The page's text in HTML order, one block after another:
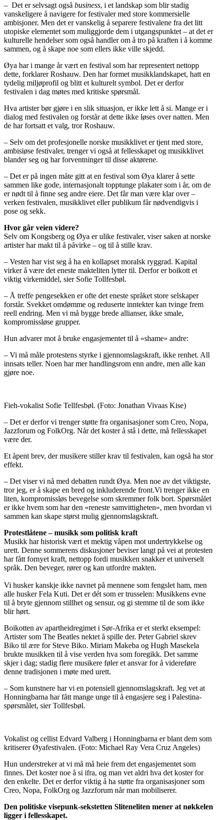
– Det er selvsagt også business, i et landskap som blir stadig
vanskeligere å navigere for festivaler med store kommersielle
ambisjoner. Men det er vanskelig å separere festivalene fra det litt
utopiske elementet som muliggjorde dem i utgangspunktet – at det er
kulturelle hendelser som også handler om å tro på kraften i å komme
sammen, og å skape noe som ellers ikke ville skjedd.
Øya har i mange år vært en festival som har representert nettopp
dette, forklarer Roshauw. Den har formet musikklandskapet, hatt en
tydelig miljøprofil og blitt et kulturelt symbol. Det er derfor
festivalen i dag møtes med kritiske spørsmål.
Hva artister bør gjøre i en slik situasjon, er ikke lett å si. Mange er i
dialog med festivalen og forstår at dette ikke løses over natten. Men
de har fortsatt et valg, tror Roshauw.
– Selv om det profesjonelle norske musikklivet er tjent med store,
ambisiøse festivaler, trenger vi også at fellesskapet og musikklivet
blander seg og har forventninger til disse aktørene.
– Det er på ingen måte gitt at en festival som Øya klarer å sette
sammen like gode, internasjonalt topptunge plakater som i år, om de
er nødt til å finne seg andre eiere. Det får man være klar over –
verken festivalen, musikklivet eller publikum får nødvendigvis i
pose og sekk.
Hvor går veien videre?
Selv om Kongsberg og Øya er ulike festivaler, viser saken at norske
artister har makt til å påvirke – og til å stille krav.
– Vesten har vist seg å ha en kollapset moralsk ryggrad. Kapital
virker å være det eneste makteliten lytter til. Derfor er boikott et
viktig virkemiddel, sier Sofie Tollfesbøl.
– Å treffe pengesekken er ofte det eneste språket store selskaper
forstår. Svekket omdømme og reduserte inntekter kan tvinge frem
reell endring. Men vi må bygge brede allianser, ikke smale,
kompromissløse grupper.
Hun advarer mot å bruke engasjementet til å «shame» andre:
– Vi må måle protestens styrke i gjennomslagskraft, ikke renhet. All
innsats teller. Noen har mer handlingsrom enn andre, men alle kan
gjøre noe.
Fieh-vokalist Sofie Tellfesbøl. (Foto: Jonathan Vivaas Kise)
– Det er derfor vi trenger støtte fra organisasjoner som Creo, Nopa,
Jazzforum og FolkOrg. Når det koster å stå i dette, må fellesskapet
være der.
Et åpent brev, der musikere stiller krav til festivalen, kan også ha stor
effekt.
– Det viser vi nå med debatten rundt Øya. Men noe av det viktigste,
tror jeg, er å skape en bred og inkluderende front.Vi trenger ikke en
liten, kompromissløs bevegelse som skremmer folk bort. Spørsmålet
er ikke hvem som har den «reneste samvittigheten», men hvordan vi
sammen kan skape størst mulig gjennomslagskraft.
Protestlåtene – musikk som politisk kraft
Musikk har historisk vært et mektig våpen mot undertrykkelse og
urett. Denne sommerens diskusjoner beviser langt på vei at protesten
har fått fornyet kraft, nettopp fordi musikken snakker et universelt
språk. Den beveger, rører og kan utfordre makten.
Vi husker kanskje ikke navnet på mennene som fengslet ham, men
alle husker Fela Kuti. Det er dét som er trusselen: Musikkens evne
til å bryte gjennom stillhet og sensur, og gi stemme til de som ikke
blir hørt.
Boikotten av apartheidregimet i Sør-Afrika er et sterkt eksempel:
Artister som The Beatles nektet å spille der. Peter Gabriel skrev
Biko til ære for Steve Biko. Miriam Makeba og Hugh Masekela
brukte musikken til å vise verden hva som foregikk. Det samme
skjer i dag; stadig flere musikere føler et ansvar for å videreføre
denne tradisjonen i møte med urett.
– Som kunstnere har vi en potensiell gjennomslagskraft. Jeg vet at
Honningbarna har fått mange unge til å engasjere seg i Palestina-
spørsmålet, sier Tollfesbøl.
Vokalist og cellist Edvard Valberg i Honningbarna er blant dem som
kritiserer Øyafestivalen. (Foto: Michael Ray Vera Cruz Angeles)
Hun understreker at vi må må heie frem det engasjementet som
finnes. Det koster noe å si ifra, og man vet aldri hva det koster for
den enkelte. Det er derfor viktig å ha støtte fra organisasjoner som
Creo, Nopa, FolkOrg og Jazzforum når man mobiliserer.
Den politiske visepunk-sekstetten Sliteneliten mener at nøkkelen
ligger i fellesskapet.